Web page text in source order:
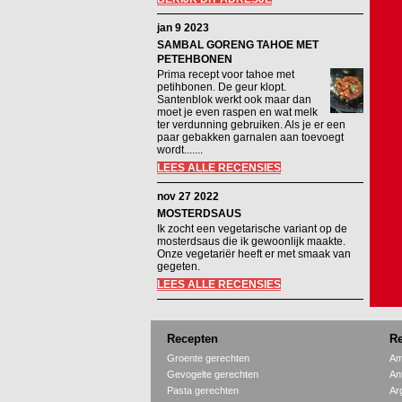
jan 9 2023
SAMBAL GORENG TAHOE MET
PETEHBONEN
Prima recept voor tahoe met
petihbonen. De geur klopt.
Santenblok werkt ook maar dan
moet je even raspen en wat melk
ter verdunning gebruiken. Als je er een
paar gebakken garnalen aan toevoegt
wordt.......
LEES ALLE RECENSIES
nov 27 2022
MOSTERDSAUS
Ik zocht een vegetarische variant op de
mosterdsaus die ik gewoonlijk maakte.
Onze vegetariër heeft er met smaak van
gegeten.
LEES ALLE RECENSIES
Recepten
Groente gerechten
Gevogelte gerechten
Pasta gerechten